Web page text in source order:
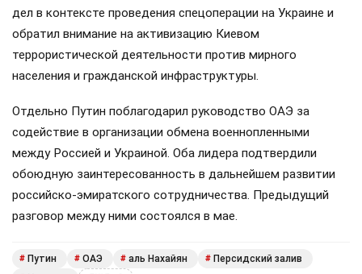
дел в контексте проведения спецоперации на Украине и
обратил внимание на активизацию Киевом
террористической деятельности против мирного
населения и гражданской инфраструктуры.
Отдельно Путин поблагодарил руководство ОАЭ за
содействие в организации обмена военнопленными
между Россией и Украиной. Оба лидера подтвердили
обоюдную заинтересованность в дальнейшем развитии
российско-эмиратского сотрудничества. Предыдущий
разговор между ними состоялся в мае.
# Путин # ОАЭ # аль Нахайян # Персидский залив